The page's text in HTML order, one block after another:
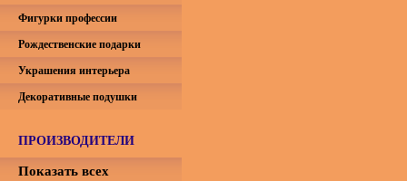
Фигурки профессии
Рождественские подарки
Украшения интерьера
Декоративные подушки
ПРОИЗВОДИТЕЛИ
Показать всех